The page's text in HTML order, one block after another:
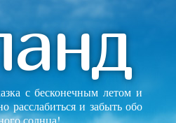
с бесконечным летом и
расслабиться и забыть обо
солнца!